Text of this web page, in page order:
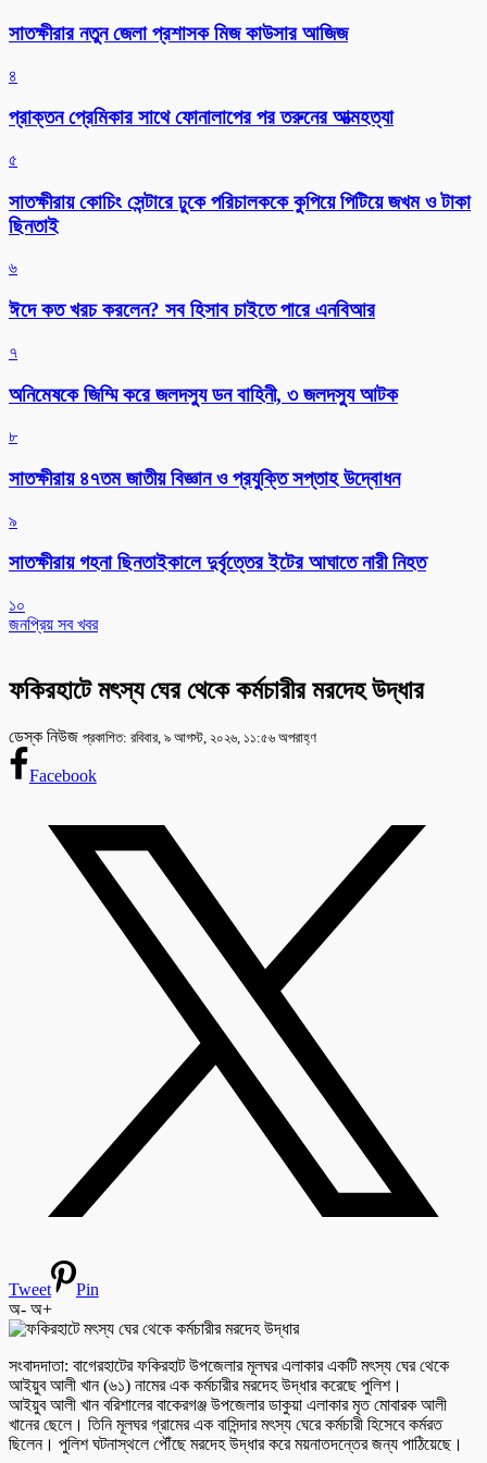
সাতক্ষীরার নতুন জেলা প্রশাসক মিজ কাউসার আজিজ
৪
প্রাক্তন প্রেমিকার সাথে ফোনালাপের পর তরুনের আত্মহত্যা
৫
সাতক্ষীরায় কোচিং সেন্টারে ঢুকে পরিচালককে কুপিয়ে পিটিয়ে জখম ও টাকা
ছিনতাই
৬
ঈদে কত খরচ করলেন? সব হিসাব চাইতে পারে এনবিআর
৭
অনিমেষকে জিম্মি করে জলদস্যু ডন বাহিনী, ৩ জলদস্যু আটক
৮
সাতক্ষীরায় ৪৭তম জাতীয় বিজ্ঞান ও প্রযুক্তি সপ্তাহ উদ্বোধন
৯
সাতক্ষীরায় গহনা ছিনতাইকালে দুর্বৃত্তের ইটের আঘাতে নারী নিহত
১০
জনপ্রিয় সব খবর
ফকিরহাটে মৎস্য ঘের থেকে কর্মচারীর মরদেহ উদ্ধার
ডেস্ক নিউজ প্রকাশিত: রবিবার, ৯ আগস্ট, ২০২৬, ১১:৫৬ অপরাহ্ণ
Facebook
Tweet
Pin
অ- অ+
সংবাদদাতা: বাগেরহাটের ফকিরহাট উপজেলার মূলঘর এলাকার একটি মৎস্য ঘের থেকে
আইয়ুব আলী খান (৬১) নামের এক কর্মচারীর মরদেহ উদ্ধার করেছে পুলিশ।
আইয়ুব আলী খান বরিশালের বাকেরগঞ্জ উপজেলার ডাকুয়া এলাকার মৃত মোবারক আলী
খানের ছেলে। তিনি মূলঘর গ্রামের এক বাসিন্দার মৎস্য ঘেরে কর্মচারী হিসেবে কর্মরত
ছিলেন। পুলিশ ঘটনাস্থলে পৌঁছে মরদেহ উদ্ধার করে ময়নাতদন্তের জন্য পাঠিয়েছে।